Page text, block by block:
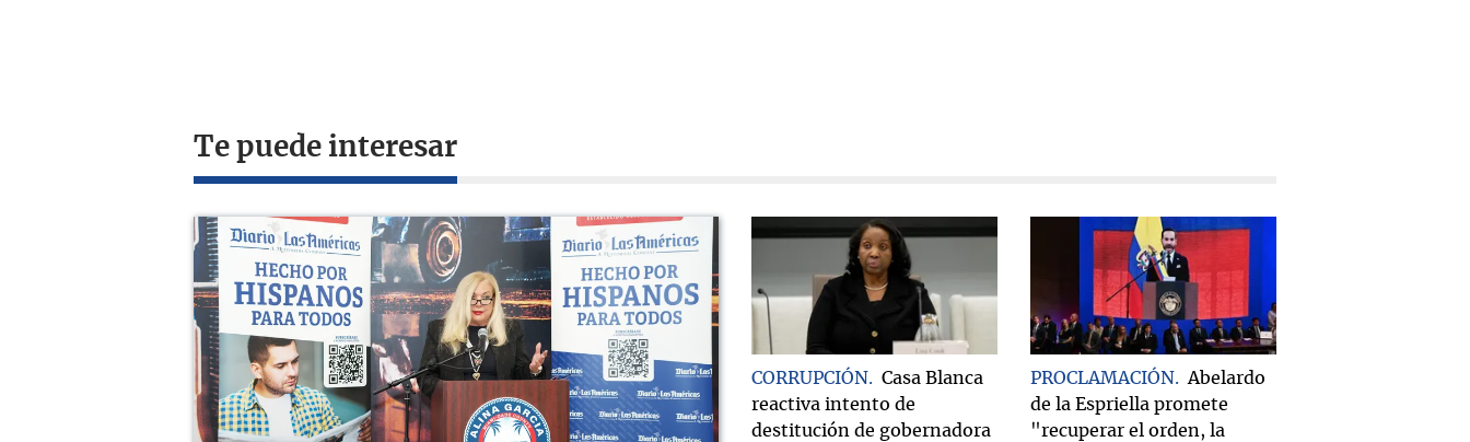
Te puede interesar
CORRUPCIÓN
Casa Blanca
reactiva intento de
destitución de gobernadora
PROCLAMACIÓN
Abelardo
de la Espriella promete
"recuperar el orden, la